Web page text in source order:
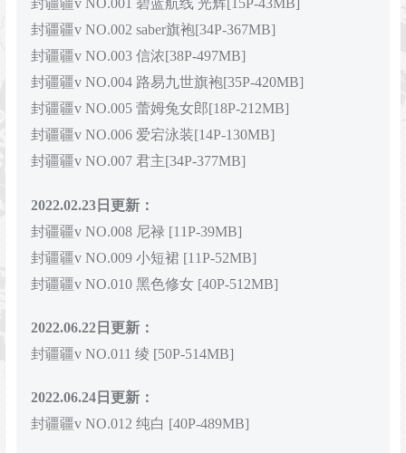
封疆疆v NO.001 碧蓝航线 光辉[15P-43MB]
封疆疆v NO.002 saber旗袍[34P-367MB]
封疆疆v NO.003 信浓[38P-497MB]
封疆疆v NO.004 路易九世旗袍[35P-420MB]
封疆疆v NO.005 蕾姆兔女郎[18P-212MB]
封疆疆v NO.006 爱宕泳装[14P-130MB]
封疆疆v NO.007 君主[34P-377MB]
2022.02.23日更新：
封疆疆v NO.008 尼禄 [11P-39MB]
封疆疆v NO.009 小短裙 [11P-52MB]
封疆疆v NO.010 黑色修女 [40P-512MB]
2022.06.22日更新：
封疆疆v NO.011 绫 [50P-514MB]
2022.06.24日更新：
封疆疆v NO.012 纯白 [40P-489MB]